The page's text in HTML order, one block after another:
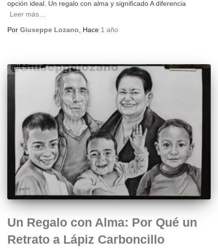
opción ideal. Un regalo con alma y significado A diferencia
Leer más…
Por Giuseppe Lozano , Hace 1 año
Un Regalo con Alma: Por Qué un
Retrato a Lápiz Carboncillo